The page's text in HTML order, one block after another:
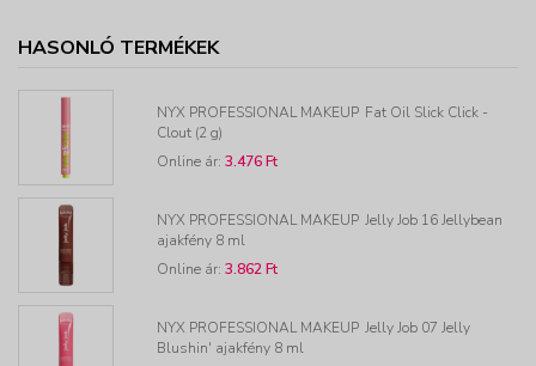
HASONLÓ TERMÉKEK
NYX PROFESSIONAL MAKEUP Fat Oil Slick Click -
Clout (2 g)
Online ár: 3.476 Ft
NYX PROFESSIONAL MAKEUP Jelly Job 16 Jellybean
ajakfény 8 ml
Online ár: 3.862 Ft
NYX PROFESSIONAL MAKEUP Jelly Job 07 Jelly
Blushin' ajakfény 8 ml